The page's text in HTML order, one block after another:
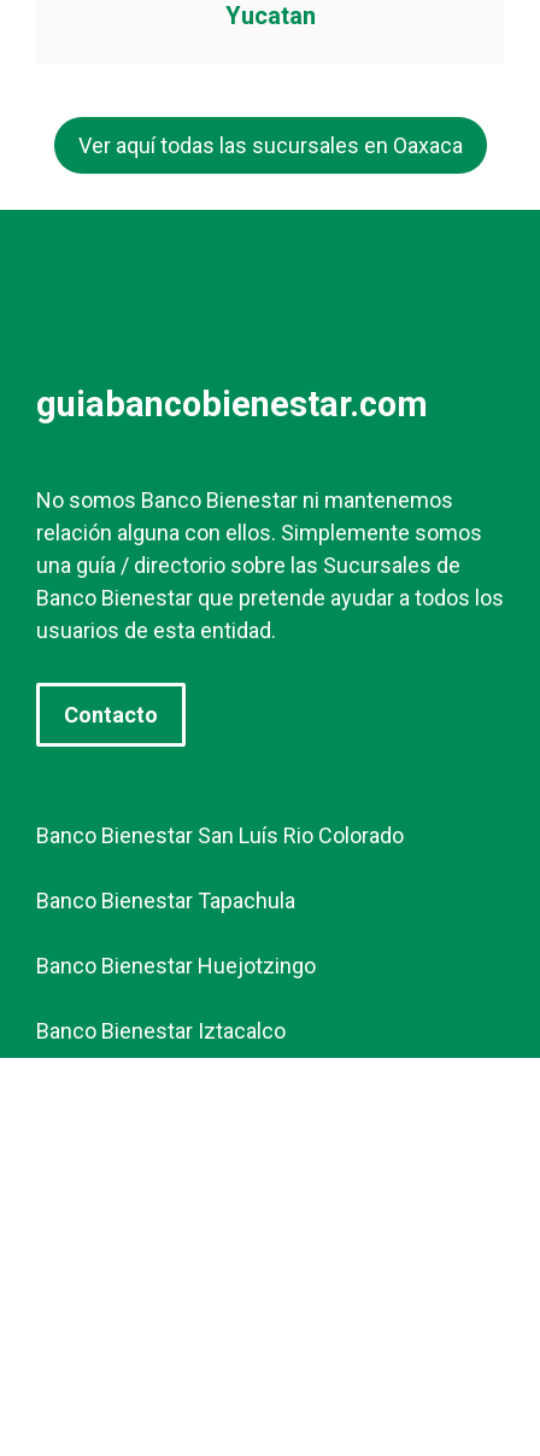
Yucatan
Ver aquí todas las sucursales en Oaxaca
guiabancobienestar.com
No somos Banco Bienestar ni mantenemos
relación alguna con ellos. Simplemente somos
una guía / directorio sobre las Sucursales de
Banco Bienestar que pretende ayudar a todos los
usuarios de esta entidad.
Contacto
Banco Bienestar San Luís Rio Colorado
Banco Bienestar Tapachula
Banco Bienestar Huejotzingo
Banco Bienestar Iztacalco